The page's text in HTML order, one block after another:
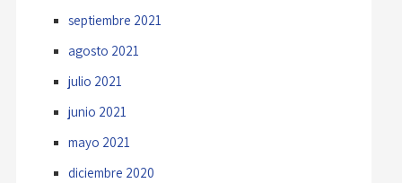
septiembre 2021
agosto 2021
julio 2021
junio 2021
mayo 2021
diciembre 2020